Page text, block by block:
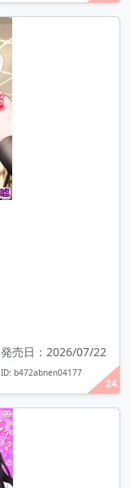
24
発売日：2026/07/22
ID: b472abnen04177